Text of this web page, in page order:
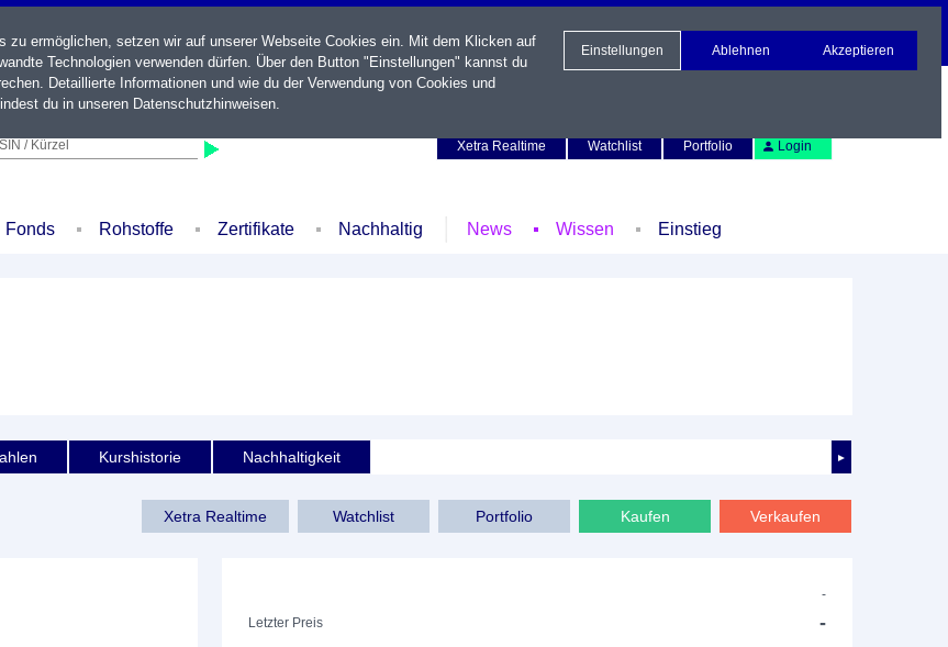
/ Kürzel
Xetra Realtime
Watchlist Portfolio Login
Fonds Rohstoffe Zertifikate Nachhaltig News Wissen Einstieg
►
Kurshistorie Nachhaltigkeit
Xetra Realtime Watchlist Portfolio Kaufen Verkaufen
-
Letzter Preis
-
ermöglichen, setzen wir auf unserer Webseite Cookies ein. Mit dem Klicken auf
Technologien verwenden dürfen. Über den Button "Einstellungen" kannst du
Detaillierte Informationen und wie du der Verwendung von Cookies und
du in unseren Datenschutzhinweisen.
Einstellungen Ablehnen Akzeptieren